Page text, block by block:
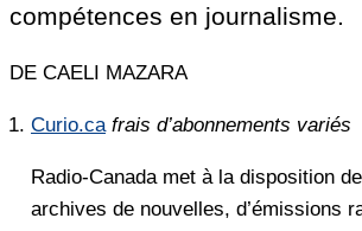
compétences en journalisme.
DE CAELI MAZARA
Curio.ca frais d’abonnements variés
Radio-Canada met à la disposition
archives de nouvelles, d’émissions